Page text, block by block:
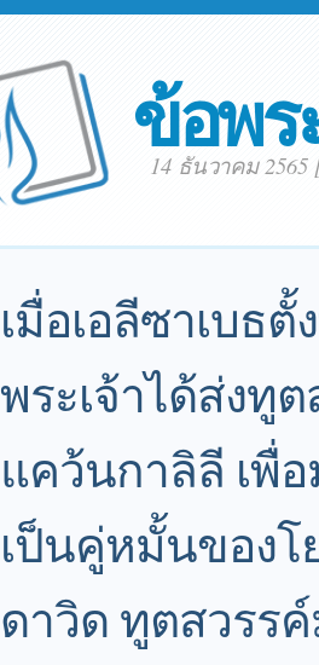
ข้อพร
14 ธันวาคม 2565
เมื่อเอลีซาเบธ
พระเจ้าได้ส่งทู
แคว้นกาลิลี เพื่
เป็นคู่หมั้นของ
ดาวิด ทูตสวรร